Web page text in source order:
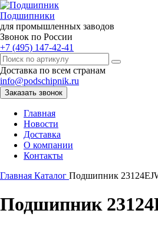
Подшипники
для промышленных заводов
Звонок по России
+7 (495) 147-42-41
Доставка по всем странам
info@podschipnik.ru
Заказать звонок
Главная
Новости
Доставка
О компании
Контакты
Главная Каталог Подшипник
Подшипник